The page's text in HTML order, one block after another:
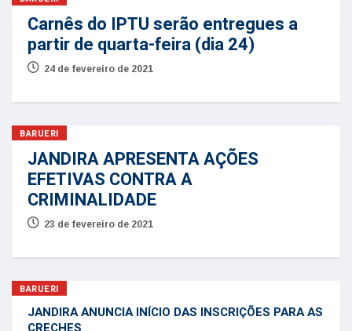
Carnês do IPTU serão entregues a
partir de quarta-feira (dia 24)
24 de fevereiro de 2021
BARUERI
JANDIRA APRESENTA AÇÕES
EFETIVAS CONTRA A
CRIMINALIDADE
23 de fevereiro de 2021
BARUERI
JANDIRA ANUNCIA INÍCIO DAS INSCRIÇÕES PARA AS